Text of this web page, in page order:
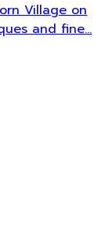
Village on
and fine…